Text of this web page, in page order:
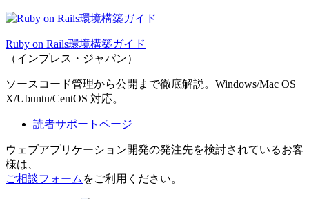
Ruby on Rails環境構築ガイド
（インプレス・ジャパン）
ソースコード管理から公開まで徹底解説。Windows/Mac OS
X/Ubuntu/CentOS 対応。
読者サポートページ
ウェブアプリケーション開発の発注先を検討されているお客
様は、
ご相談フォーム をご利用ください。